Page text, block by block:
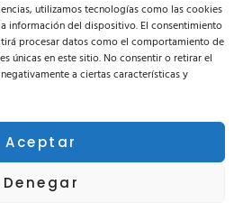
utilizamos tecnologías como las cookies
información del dispositivo. El consentimiento
procesar datos como el comportamiento de
únicas en este sitio. No consentir o retirar el
a ciertas características y
Aceptar
Denegar
nos réseaux sociaux :